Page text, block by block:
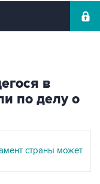
в
по делу о
страны может